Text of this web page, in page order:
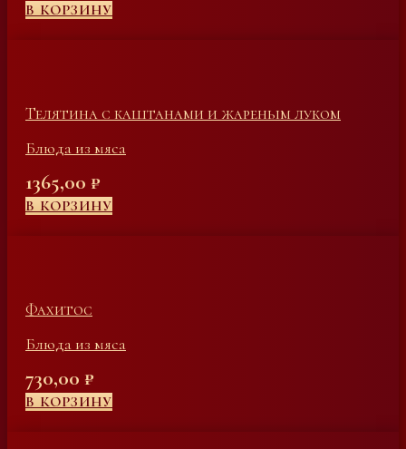
В КОРЗИНУ
Телятина с каштанами и жареным луком
Блюда из мяса
1365,00 ₽
В КОРЗИНУ
Фахитос
Блюда из мяса
730,00 ₽
В КОРЗИНУ